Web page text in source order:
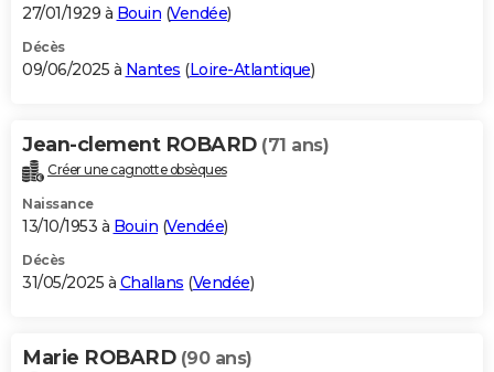
27/01/1929 à Bouin (Vendée)
Décès
09/06/2025 à Nantes (Loire-Atlantique)
Jean-clement ROBARD (71 ans)
Créer une cagnotte obsèques
Naissance
13/10/1953 à Bouin (Vendée)
Décès
31/05/2025 à Challans (Vendée)
Marie ROBARD (90 ans)